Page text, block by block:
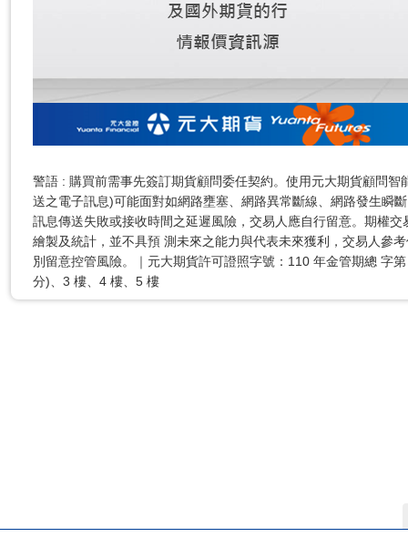
警語 : 購買前需事先簽訂期貨顧問委任契約。使用元大期貨顧問
送之電子訊息)可能面對如網路壅塞、網路異常斷線、網路發生瞬
訊息傳送失敗或接收時間之延遲風險，交易人應自行留意。期權
繪製及統計，並不具預 測未來之能力與代表未來獲利，交易人參
別留意控管風險。｜元大期貨許可證照字號：110 年金管期總 字
分)、3 樓、4 樓、5 樓